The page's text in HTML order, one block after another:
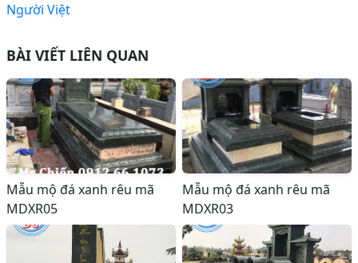
Người Việt
BÀI VIẾT LIÊN QUAN
Mẫu mộ đá xanh rêu mã
MDXR05
Mẫu mộ đá xanh rêu mã
MDXR03